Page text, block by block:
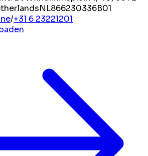
NL866230336B01
/+31 6 23221201